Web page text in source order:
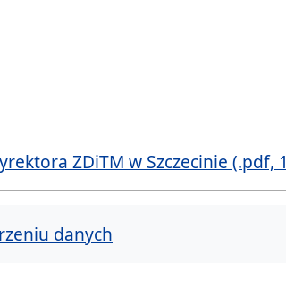
ZDiTM w Szczecinie (.pdf,
danych